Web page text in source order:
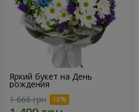
Яркий букет на День
рождения
1 666 грн